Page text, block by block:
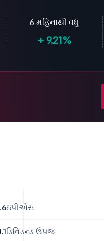
6 મહિનાથી વધુ
+9.21%
ઇપીએસ
ડિવિડન્ડ ઉપજ